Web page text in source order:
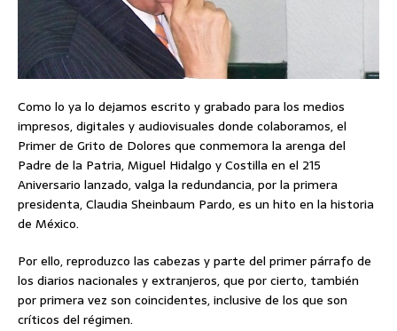
Como lo ya lo dejamos escrito y grabado para los medios
impresos, digitales y audiovisuales donde colaboramos, el
Primer de Grito de Dolores que conmemora la arenga del
Padre de la Patria, Miguel Hidalgo y Costilla en el 215
Aniversario lanzado, valga la redundancia, por la primera
presidenta, Claudia Sheinbaum Pardo, es un hito en la historia
de México.
Por ello, reproduzco las cabezas y parte del primer párrafo de
los diarios nacionales y extranjeros, que por cierto, también
por primera vez son coincidentes, inclusive de los que son
críticos del régimen.